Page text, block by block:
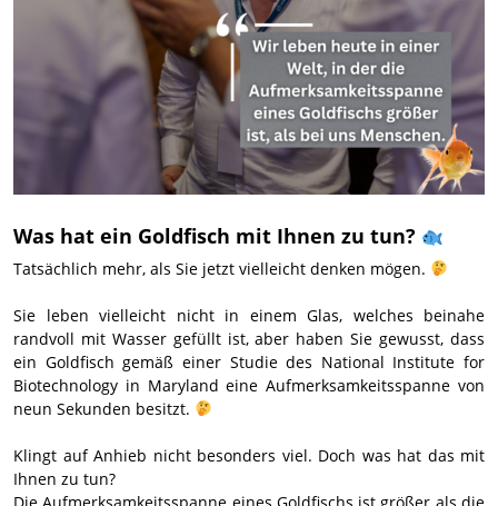
Was hat ein Goldfisch mit Ihnen zu tun?
Tatsächlich mehr, als Sie jetzt vielleicht denken mögen.
Sie leben vielleicht nicht in einem Glas, welches beinahe
randvoll mit Wasser gefüllt ist, aber haben Sie gewusst, dass
ein Goldfisch gemäß einer Studie des National Institute for
Biotechnology in Maryland eine Aufmerksamkeitsspanne von
neun Sekunden besitzt.
Klingt auf Anhieb nicht besonders viel. Doch was hat das mit
Ihnen zu tun?